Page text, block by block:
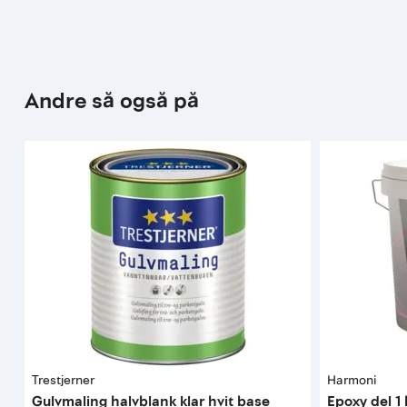
Andre så også på
Trestjerner
Gulvmaling halvblank klar hvit base
Harmoni
Epoxy del